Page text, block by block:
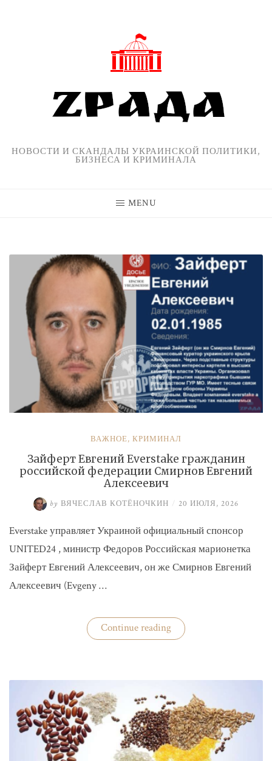
НОВОСТИ И СКАНДАЛЫ УКРАИНСКОЙ ПОЛИТИКИ,
БИЗНЕСА И КРИМИНАЛА
MENU
ВАЖНОЕ, КРИМИНАЛ
Зайферт Евгений Everstake гражданин
российской федерации Смирнов Евгений
Алексеевич
by ВЯЧЕСЛАВ КОТЁНОЧКИН / 20 ИЮЛЯ, 2026
Everstake управляет Украиной официальный спонсор
UNITED24 , министр Федоров Российская марионетка
Зайферт Евгений Алексеевич, он же Смирнов Евгений
Алексеевич (Evgeny …
Continue reading«Зайферт
Евгений
федерации
Евгений
Алексеевич»